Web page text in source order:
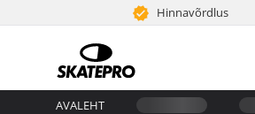
Hinnavõrdlus
AVALEHT